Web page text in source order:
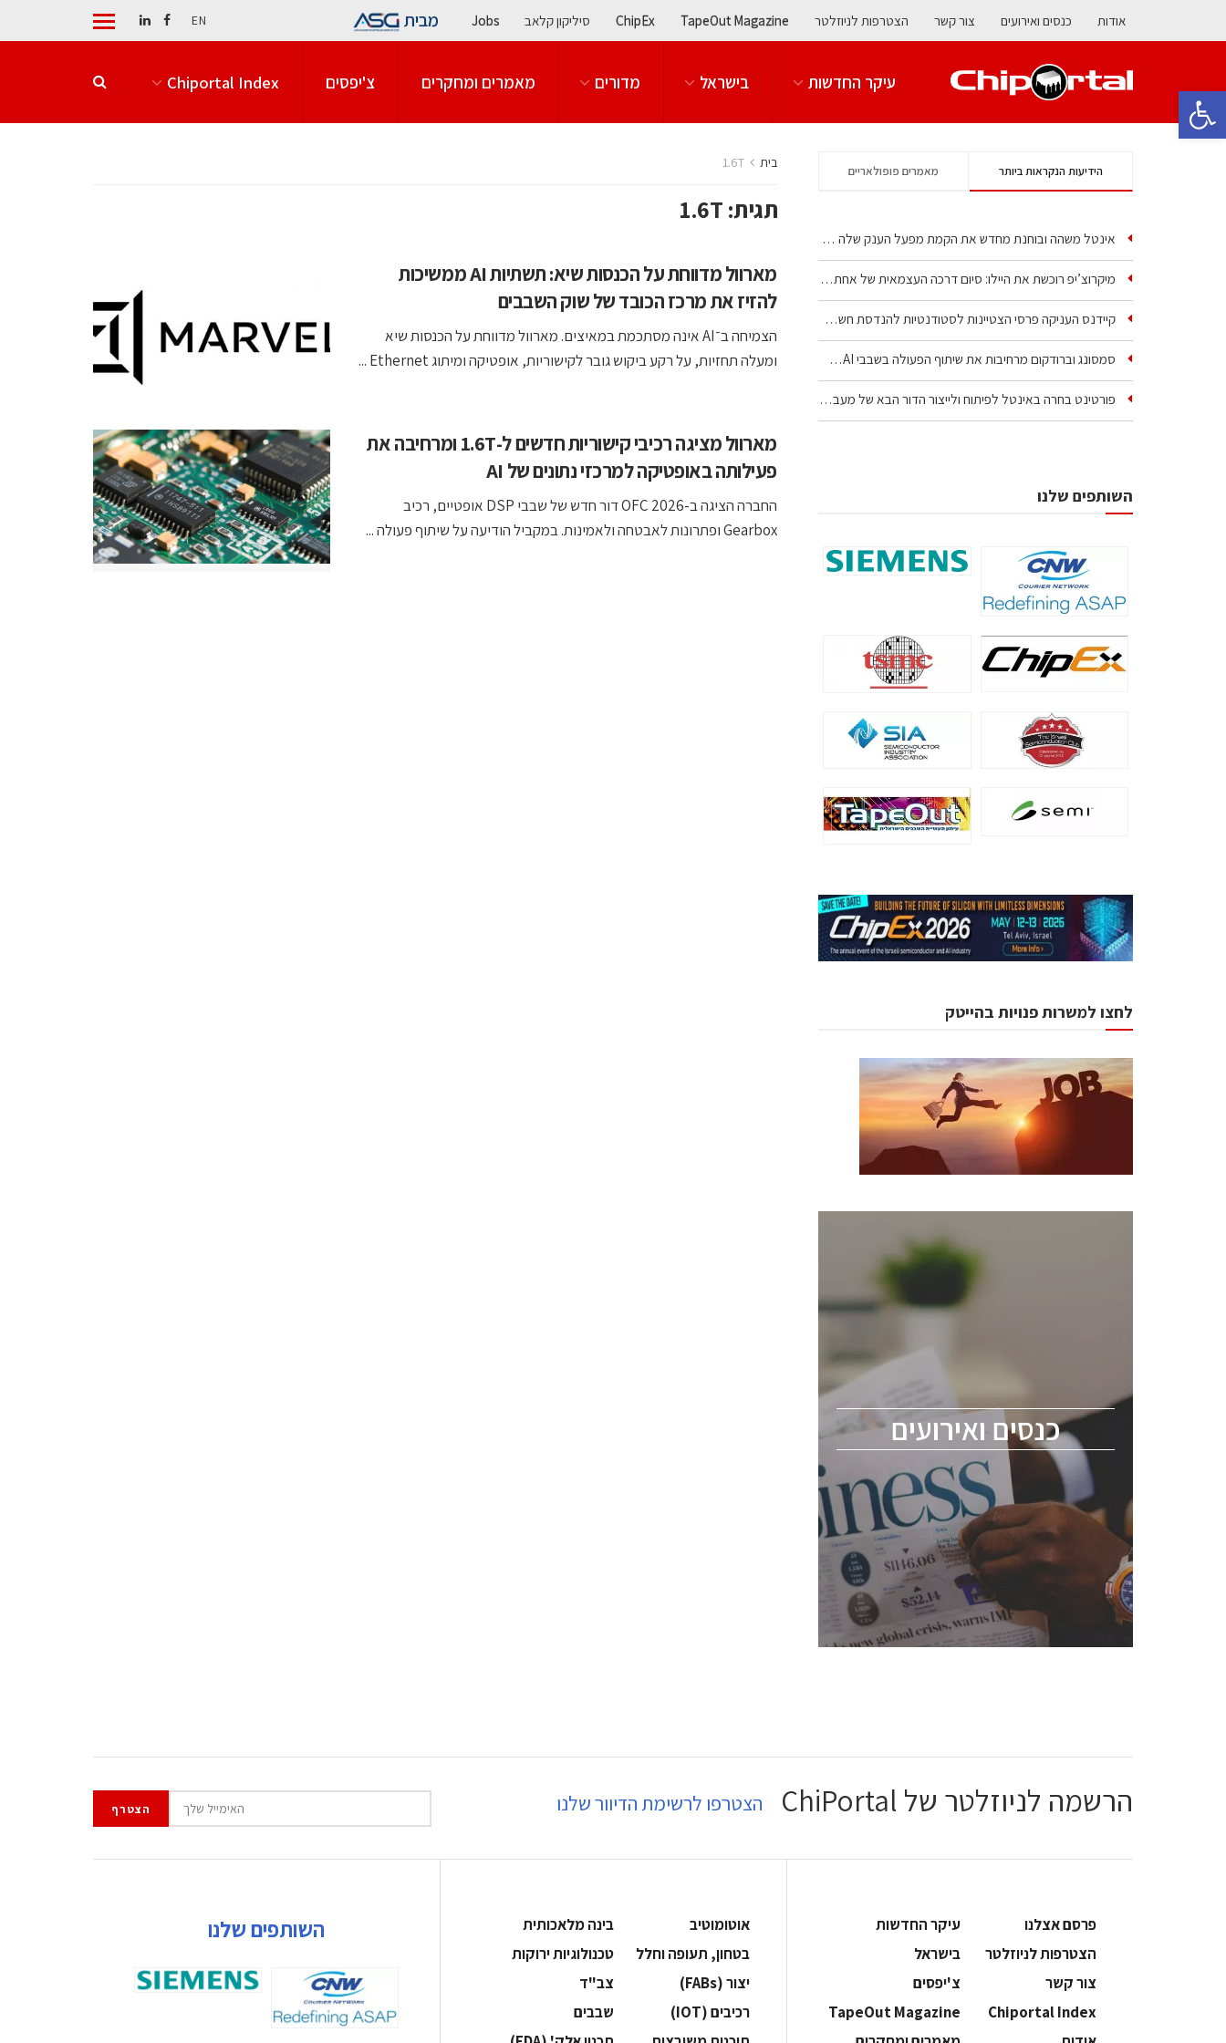
פתח סרגל נגישות
אודות כנסים ואירועים צור קשר הצטרפות לניוזלטר TapeOut Magazine
ChipEx סיליקון קלאב Jobs מבית EN
עיקר החדשות בישראל מדורים מאמרים ומחקרים צ'יפסים Chiportal Index
בית 1.6T
תגית: 1.6T
מארוול מדווחת על הכנסות שיא: תשתיות AI ממשיכות
להזיז את מרכז הכובד של שוק השבבים
הצמיחה ב־AI אינה מסתכמת במאיצים. מארוול מדווחת על הכנסות שיא
ומעלה תחזיות, על רקע ביקוש גובר לקישוריות, אופטיקה ומיתוג Ethernet ...
מארוול מציגה רכיבי קישוריות חדשים ל-1.6T ומרחיבה את
פעילותה באופטיקה למרכזי נתונים של AI
החברה הציגה ב-OFC 2026 דור חדש של שבבי DSP אופטיים, רכיב
Gearbox ופתרונות לאבטחה ולאמינות. במקביל הודיעה על שיתוף פעולה ...
הידיעות הנקראות ביותר מאמרים פופולאריים
אינטל משהה ובוחנת מחדש את הקמת מפעל הענק שלה בקריית גת
מיקרוצ’יפ רוכשת את היילו: סיום דרכה העצמאית של אחת…
קיידנס העניקה פרסי הצטיינות לסטודנטיות להנדסת חשמל ופיזיקה
סמסונג וברודקום מרחיבות את שיתוף הפעולה בשבבי AI…
פורטינט בחרה באינטל לפיתוח ולייצור הדור הבא של מעבדי…
השותפים שלנו
לחצו למשרות פנויות בהייטק
כנסים ואירועים
כנסים ואירועים
הסמיקונדקטור כולל מהנדסים, מומחים מקצועיים
ChipEx2026 will be held on May 12-13,
2026. The conference is intended for
everyone involved in the semiconductor
industry, including engineers, professional
experts, and senior executives.
לחץ לפרטים
הרשמה לניוזלטר של ChiPortal הצטרפו לרשימת הדיוור שלנו
פרסם אצלנו
עיקר החדשות
הצטרפות לניוזלטר
בישראל
צור קשר
צ'יפסים
Chiportal Index
TapeOut Magazine
אוטומוטיב
בינה מלאכותית
בטחון, תעופה וחלל
‫טכנולוגיות ירוקות‬
‫יצור (‪(FABs‬‬
‫צב"ד‬
‫רכיבים‬ (IOT)
‫שבבים‬
השותפים שלנו